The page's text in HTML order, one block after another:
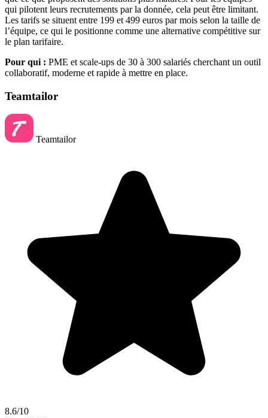
qui pilotent leurs recrutements par la donnée, cela peut être limitant.
Les tarifs se situent entre 199 et 499 euros par mois selon la taille de
l’équipe, ce qui le positionne comme une alternative compétitive sur
le plan tarifaire.
Pour qui : PME et scale-ups de 30 à 300 salariés cherchant un outil
collaboratif, moderne et rapide à mettre en place.
Teamtailor
Teamtailor
8.6/10